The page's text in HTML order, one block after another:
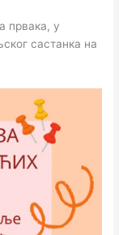
првака, у
састанка на